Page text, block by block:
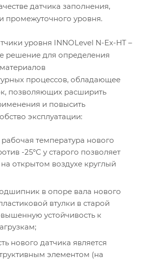
датчика заполнения,
промежуточного уровня.
уровня INNOLevel N-Ex-HT –
решение для определения
процессов, обладающее
позволяющих расширить
и повысить
эксплуатации:
температура нового
-25°С у старого позволяет
на открытом воздухе круглый
в опоре вала нового
втулки в старой
устойчивость к
нового датчика является
элементом (на